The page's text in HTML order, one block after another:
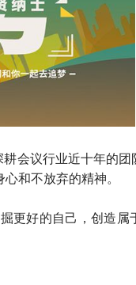
会议行业近十年的团
和不放弃的精神。
好的自己，创造属